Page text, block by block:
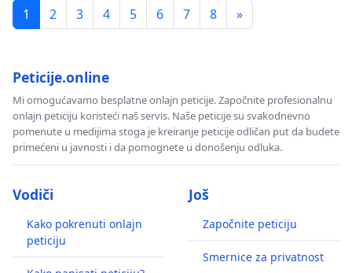
1
2 3 4 5 6 7 8 »
Peticije.online
Mi omogućavamo besplatne onlajn peticije. Započnite profesionalnu
onlajn peticiju koristeći naš servis. Naše peticije su svakodnevno
pomenute u medijima stoga je kreiranje peticije odličan put da budete
primećeni u javnosti i da pomognete u donošenju odluka.
Vodiči
Kako pokrenuti onlajn
peticiju
Još
Započnite peticiju
Smernice za privatnost